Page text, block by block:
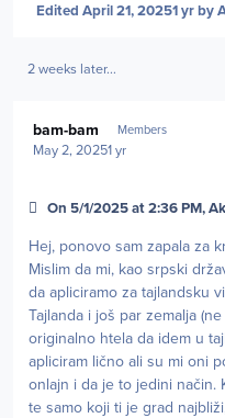
Edited April 21, 20251 yrby
2 weeks later...
bam-bam Members
May 2, 20251 yr
On 5/1/2025 at 2:36 PM,
Hej, ponovo sam zapala za
Mislim da mi, kao srpski
da apliciramo za tajlandsku
Tajlanda i još par zemalja
originalno htela da idem u
apliciram lično ali su mi oni
onlajn i da je to jedini način.
te samo koji ti je grad